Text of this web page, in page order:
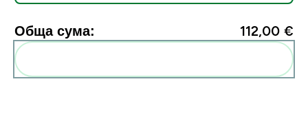
Обща сума: 112,00 €‎